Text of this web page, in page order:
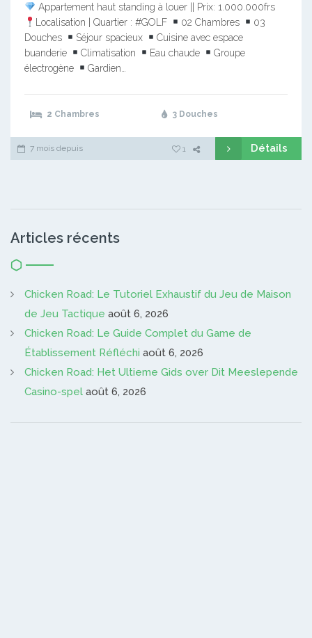
Appartement haut standing à louer || Prix: 1.000.000frs
Localisation | Quartier : #GOLF
02 Chambres
03
Douches
Séjour spacieux
Cuisine avec espace
buanderie
Climatisation Eau chaude
Groupe
électrogène
Gardien…
2 Chambres 3 Douches
7 mois depuis 1 Détails
Articles récents
Chicken Road: Le Tutoriel Exhaustif du Jeu de Maison
de Jeu Tactique août 6, 2026
Chicken Road: Le Guide Complet du Game de
Établissement Réfléchi août 6, 2026
Chicken Road: Het Ultieme Gids over Dit Meeslepende
Casino-spel août 6, 2026